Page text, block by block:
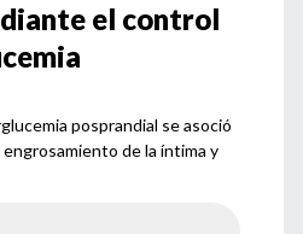
el control
posprandial se asoció
de la íntima y